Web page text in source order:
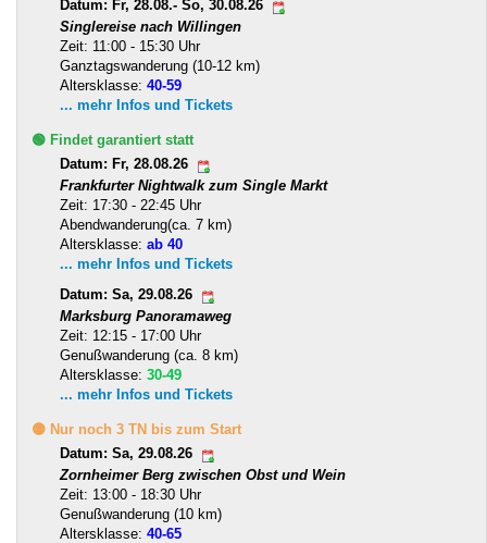
Datum: Fr, 28.08.- So, 30.08.26
Singlereise nach Willingen
Zeit: 11:00 - 15:30 Uhr
Ganztagswanderung (10-12 km)
Altersklasse: 40-59
... mehr Infos und Tickets
🟢 Findet garantiert statt
Datum: Fr, 28.08.26
Frankfurter Nightwalk zum Single Markt
Zeit: 17:30 - 22:45 Uhr
Abendwanderung(ca. 7 km)
Altersklasse: ab 40
... mehr Infos und Tickets
Datum: Sa, 29.08.26
Marksburg Panoramaweg
Zeit: 12:15 - 17:00 Uhr
Genußwanderung (ca. 8 km)
Altersklasse: 30-49
... mehr Infos und Tickets
🟡 Nur noch 3 TN bis zum Start
Datum: Sa, 29.08.26
Zornheimer Berg zwischen Obst und Wein
Zeit: 13:00 - 18:30 Uhr
Genußwanderung (10 km)
Altersklasse: 40-65